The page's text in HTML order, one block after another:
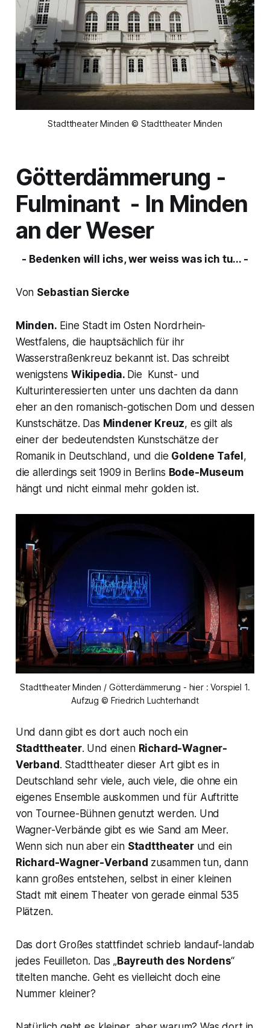
Stadttheater Minden © Stadttheater Minden
Götterdämmerung -
Fulminant - In Minden
an der Weser
- Bedenken will ichs, wer weiss was ich tu... -
Von Sebastian Siercke
Minden. Eine Stadt im Osten Nordrhein-
Westfalens, die hauptsächlich für ihr
Wasserstraßenkreuz bekannt ist. Das schreibt
wenigstens Wikipedia. Die Kunst- und
Kulturinteressierten unter uns dachten da dann
eher an den romanisch-gotischen Dom und dessen
Kunstschätze. Das Mindener Kreuz, es gilt als
einer der bedeutendsten Kunstschätze der
Romanik in Deutschland, und die Goldene Tafel,
die allerdings seit 1909 in Berlins Bode-Museum
hängt und nicht einmal mehr golden ist.
Stadttheater Minden / Götterdämmerung - hier : Vorspiel 1.
Aufzug © Friedrich Luchterhandt
Und dann gibt es dort auch noch ein
Stadttheater. Und einen Richard-Wagner-
Verband. Stadttheater dieser Art gibt es in
Deutschland sehr viele, auch viele, die ohne ein
eigenes Ensemble auskommen und für Auftritte
von Tournee-Bühnen genutzt werden. Und
Wagner-Verbände gibt es wie Sand am Meer.
Wenn sich nun aber ein Stadttheaterund ein
Richard-Wagner-Verband zusammen tun, dann
kann großes entstehen, selbst in einer kleinen
Stadt mit einem Theater von gerade einmal 535
Plätzen.
Das dort Großes stattfindet schrieb landauf-landab
jedes Feuilleton. Das „Bayreuth des Nordens“
titelten manche. Geht es vielleicht doch eine
Nummer kleiner?